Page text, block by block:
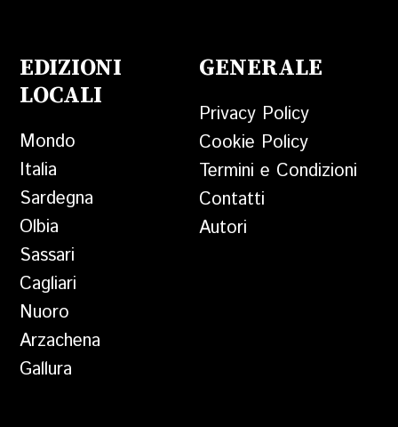
EDIZIONI
LOCALI
Mondo
Italia
Sardegna
Olbia
Sassari
Cagliari
Nuoro
Arzachena
Gallura
GENERALE
Privacy Policy
Cookie Policy
Termini e Condizioni
Contatti
Autori